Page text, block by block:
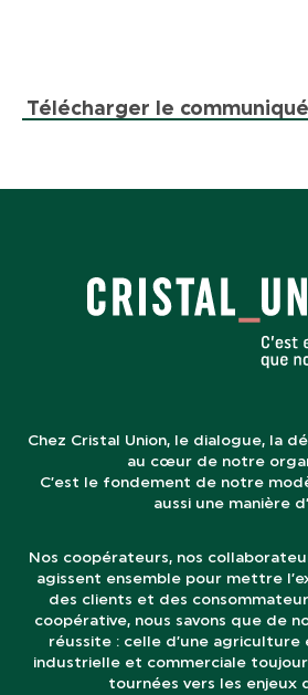
Télécharger le communiqué
Chez Cristal Union, le dialogue, la
au cœur de notre
C’est le fondement de notre
aussi une manière
Nos coopérateurs, nos
agissent ensemble pour mettre
des clients et des
coopérative, nous savons que de
réussite : celle d’une agriculture
industrielle et commerciale
tournées vers les enjeux